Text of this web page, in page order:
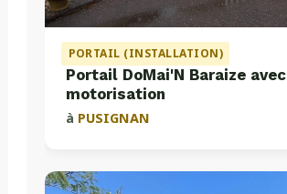
PORTAIL (INSTALLATION)
Portail DoMai'N Baraize avec
motorisation
à PUSIGNAN